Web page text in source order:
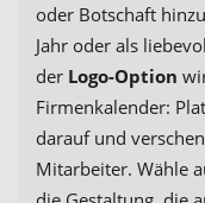
oder Botschaft
Jahr oder als
der Logo-Option
Firmenkalender:
darauf und
Mitarbeiter. Wähle